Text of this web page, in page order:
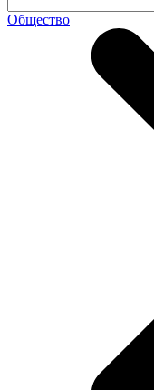
Общество